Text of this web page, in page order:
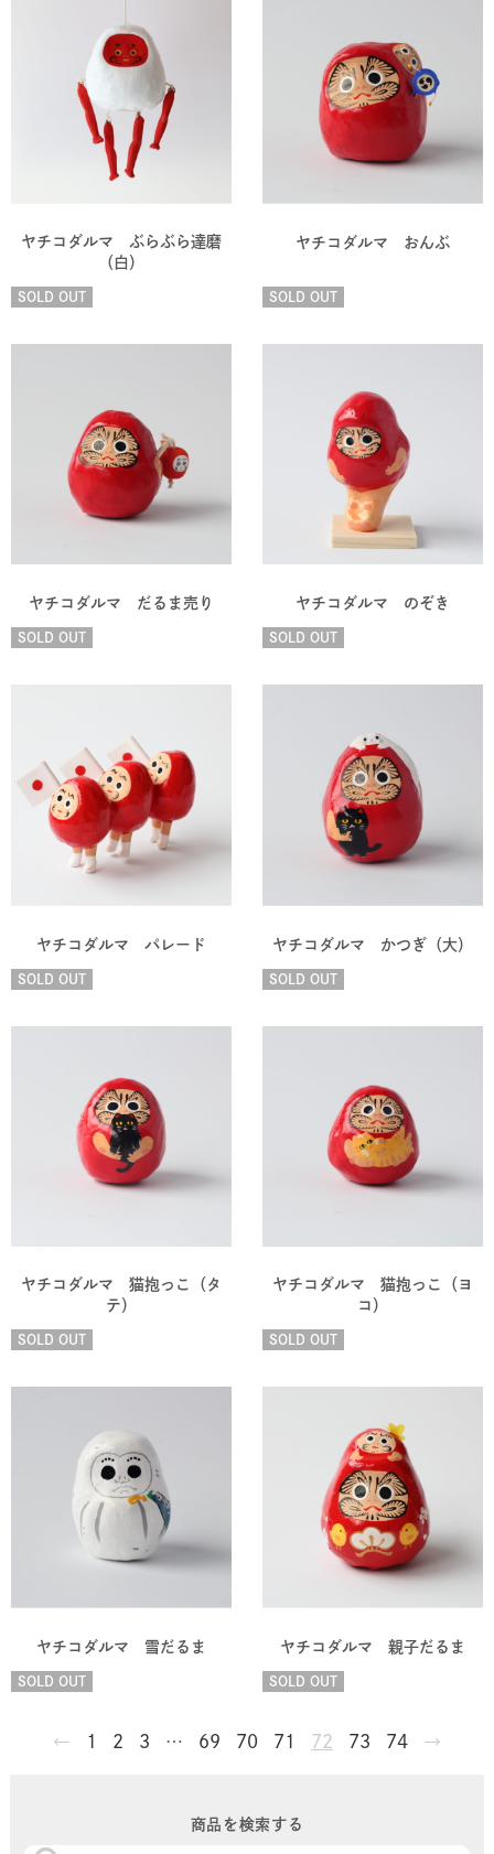
ヤチコダルマ ぶらぶら達磨
（白）
SOLD OUT
ヤチコダルマ おんぶ
SOLD OUT
ヤチコダルマ だるま売り
SOLD OUT
ヤチコダルマ のぞき
SOLD OUT
ヤチコダルマ パレード
SOLD OUT
ヤチコダルマ かつぎ（大）
SOLD OUT
ヤチコダルマ 猫抱っこ（タ
テ）
SOLD OUT
ヤチコダルマ 猫抱っこ（ヨ
コ）
SOLD OUT
ヤチコダルマ 雪だるま
SOLD OUT
ヤチコダルマ 親子だるま
SOLD OUT
← 1 2 3 … 69 70 71 72 73 74 →
商品を検索する